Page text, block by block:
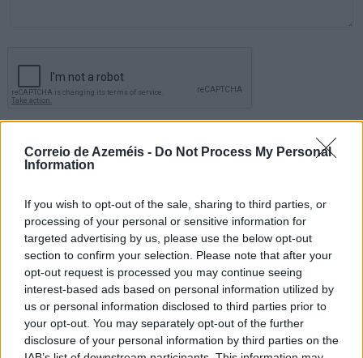
Correio de Azeméis - Do Not Process My Personal
Information
If you wish to opt-out of the sale, sharing to third parties, or
processing of your personal or sensitive information for
targeted advertising by us, please use the below opt-out
section to confirm your selection. Please note that after your
opt-out request is processed you may continue seeing
interest-based ads based on personal information utilized by
us or personal information disclosed to third parties prior to
your opt-out. You may separately opt-out of the further
disclosure of your personal information by third parties on the
Comentar
Últimas Notícias